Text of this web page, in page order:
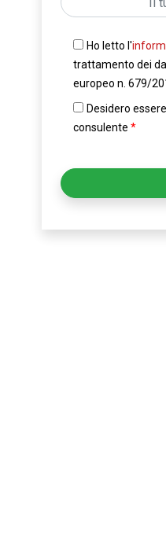
Ho letto l'
trattamento dei
europeo n. 679/
Desidero
consulente *